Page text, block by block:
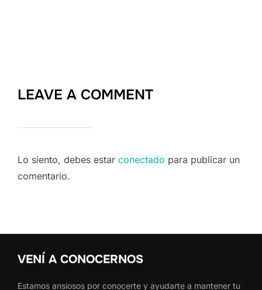
LEAVE A COMMENT
Lo siento, debes estar conectado para publicar un
comentario.
VENÍ A CONOCERNOS
Estamos ansiosos por conocerte y ayudarte a mantener tu